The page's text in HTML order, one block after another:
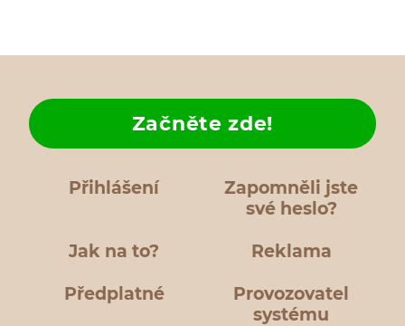
Přihlášení
Zapomněli jste
své heslo?
Jak na to?
Začněte zde!
Reklama
Předplatné
Provozovatel
systému